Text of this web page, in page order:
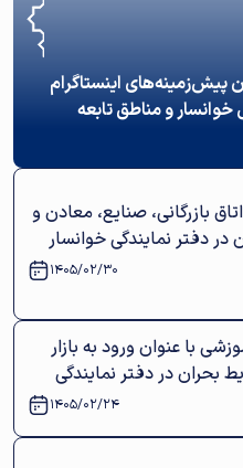
پیش‌زمینه‌های اینستاگرام
خوانسار و مناطق تابعه
بازرگانی، صنایع، معادن و
دفتر نمایندگی خوانسار
1405/02/30
با عنوان ورود به بازار
بحران در دفتر نمایندگی
1405/02/24